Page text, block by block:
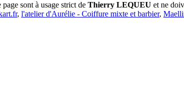
sont à usage strict de Thierry LEQUEU et ne
, l'atelier d'Aurélie - Coiffure mixte et barbier,